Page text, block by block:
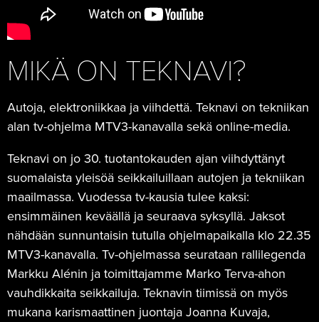
MIKÄ ON TEKNAVI?
Autoja, elektroniikkaa ja viihdettä. Teknavi on tekniikan
alan tv-ohjelma MTV3-kanavalla sekä online-media.
Teknavi on jo 30. tuotantokauden ajan viihdyttänyt
suomalaista yleisöä seikkailuillaan autojen ja tekniikan
maailmassa. Vuodessa tv-kausia tulee kaksi:
ensimmäinen keväällä ja seuraava syksyllä. Jaksot
nähdään sunnuntaisin tutulla ohjelmapaikalla klo 22.35
MTV3-kanavalla. Tv-ohjelmassa seurataan rallilegenda
Markku Alénin ja toimittajamme Marko Terva-ahon
vauhdikkaita seikkailuja. Teknavin tiimissä on myös
mukana karismaattinen juontaja Joanna Kuvaja,